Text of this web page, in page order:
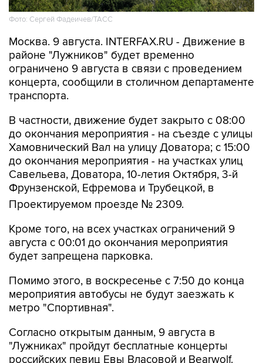
Москва. 9 августа. INTERFAX.RU - Движение в
ограничено 9 августа в связи с проведением
концерта, сообщили в столичном департаменте
транспорта.
В частности, движение будет закрыто с 08:00
Хамовнический Вал на улицу Доватора; с 15:00
до окончания мероприятия - на участках улиц
Савельева, Доватора, 10-летия Октября, 3-й
Фрунзенской, Ефремова и Трубецкой, в
Проектируемом проезде № 2309.
Кроме того, на всех участках ограничений 9
будет запрещена парковка.
Помимо этого, в воскресенье с 7:50 до конца
метро "Спортивная".
Согласно открытым данным, 9 августа в
российских певиц Евы Власовой и Bearwolf.
Они являются частью спортивного фестиваля